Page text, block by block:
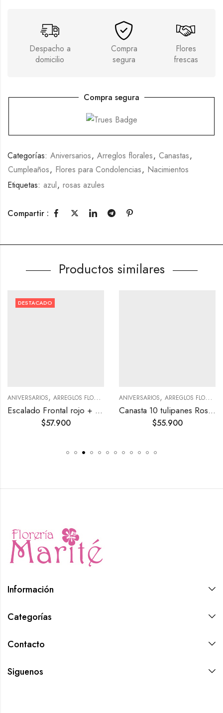
Despacho a
domicilio
Compra
segura
Flores
frescas
Compra segura
Categorías: Aniversarios, Arreglos florales, Canastas,
Cumpleaños, Flores para Condolencias, Nacimientos
Etiquetas: azul, rosas azules
Compartir :
Productos similares
DESTACADO
,ARREGLOS FLORALES
Escalado Frontal rojo + Globo
57.900
ANIVERSARIOS,ARREGLOS FLORALES ,
Canasta 10 tulipanes Rosados
55.900
Información
Categorías
Contacto
Siguenos